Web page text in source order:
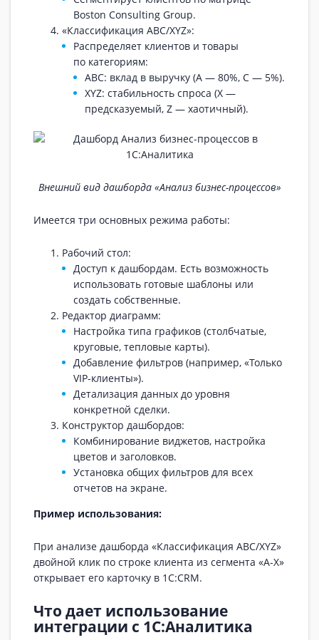
Boston Consulting Group.
«Классификация ABC/XYZ»:
Распределяет клиентов и товары
по категориям:
ABC: вклад в выручку (A — 80%, C — 5%).
XYZ: стабильность спроса (X —
предсказуемый, Z — хаотичный).
Внешний вид дашборда «Анализ бизнес-процессов»
Имеется три основных режима работы:
Рабочий стол:
Доступ к дашбордам. Есть возможность
использовать готовые шаблоны или
создать собственные.
Редактор диаграмм:
Настройка типа графиков (столбчатые,
круговые, тепловые карты).
Добавление фильтров (например, «Только
VIP-клиенты»).
Детализация данных до уровня
конкретной сделки.
Конструктор дашбордов:
Комбинирование виджетов, настройка
цветов и заголовков.
Установка общих фильтров для всех
отчетов на экране.
Пример использования:
При анализе дашборда «Классификация ABC/XYZ»
двойной клик по строке клиента из сегмента «A-X»
открывает его карточку в 1С:CRM.
Что дает использование
интеграции с 1С:Аналитика